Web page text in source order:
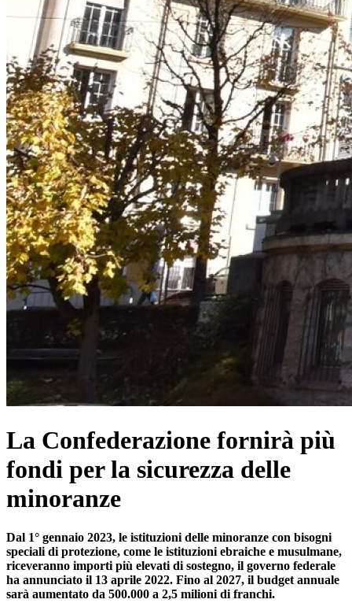
La Confederazione fornirà più
fondi per la sicurezza delle
minoranze
Dal 1° gennaio 2023, le istituzioni delle minoranze con bisogni
speciali di protezione, come le istituzioni ebraiche e musulmane,
riceveranno importi più elevati di sostegno, il governo federale
ha annunciato il 13 aprile 2022. Fino al 2027, il budget annuale
sarà aumentato da 500.000 a 2,5 milioni di franchi.